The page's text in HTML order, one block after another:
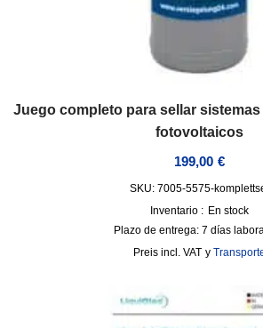
Juego completo para sellar
fotovoltaicos
199,00 €
SKU: 7005-5575-
Inventario : En stock
Plazo de entrega: 7 días
incl. VAT y